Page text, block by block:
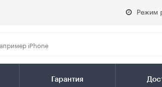
Режим
Гарантия